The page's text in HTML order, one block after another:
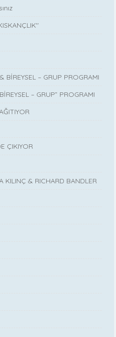
BİREYSEL – GRUP PROGRAMI
– GRUP” PROGRAMI
ÇIKIYOR
KILINÇ & RICHARD BANDLER